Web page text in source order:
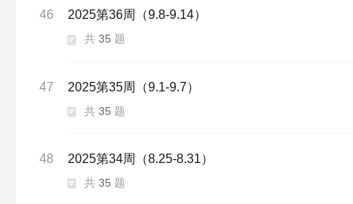
46 2025第36周（9.8-9.14）
共 35 题
47 2025第35周（9.1-9.7）
共 35 题
48 2025第34周（8.25-8.31）
共 35 题